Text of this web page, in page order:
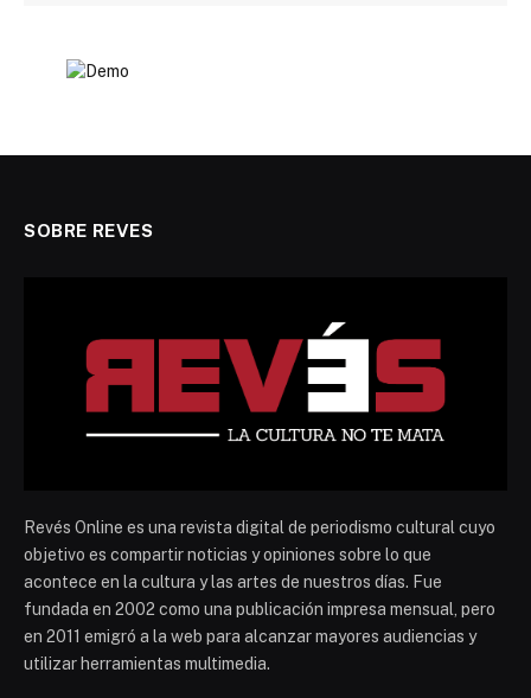
SOBRE REVES
Revés Online es una revista digital de periodismo cultural cuyo
objetivo es compartir noticias y opiniones sobre lo que
acontece en la cultura y las artes de nuestros días. Fue
fundada en 2002 como una publicación impresa mensual, pero
en 2011 emigró a la web para alcanzar mayores audiencias y
utilizar herramientas multimedia.